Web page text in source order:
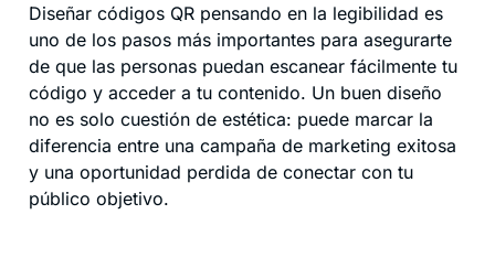
Diseñar códigos QR pensando en la legibilidad es
uno de los pasos más importantes para asegurarte
de que las personas puedan escanear fácilmente tu
código y acceder a tu contenido. Un buen diseño
no es solo cuestión de estética: puede marcar la
diferencia entre una campaña de marketing exitosa
y una oportunidad perdida de conectar con tu
público objetivo.